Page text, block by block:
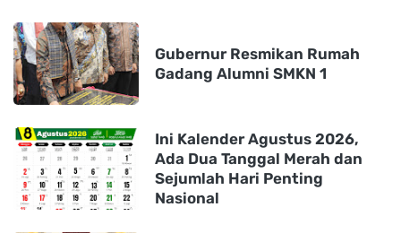
Gubernur Resmikan Rumah
Gadang Alumni SMKN 1
Ini Kalender Agustus 2026,
Ada Dua Tanggal Merah dan
Sejumlah Hari Penting
Nasional